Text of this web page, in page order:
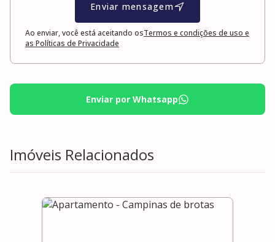
Enviar mensagem
Ao enviar, você está aceitando osTermos e condições de uso e
as Políticas de Privacidade
Enviar por Whatsapp
Imóveis Relacionados